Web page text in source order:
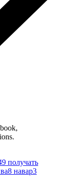
получать
8 навар3